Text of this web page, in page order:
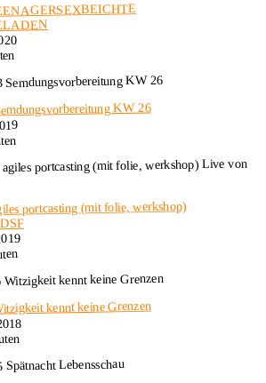
KW 26
portcasting (mit folie, werkshop)
kennt keine Grenzen